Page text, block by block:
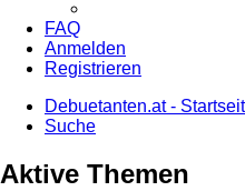
FAQ
Anmelden
Registrieren
Debuetanten.at -
Suche
Aktive Themen